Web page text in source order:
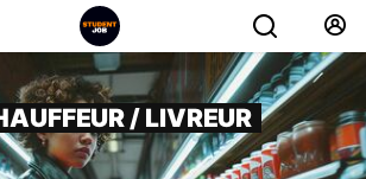
/ LIVREUR